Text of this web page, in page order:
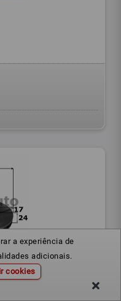
a experiência de
adicionais.
cookies
A 260X24 OE